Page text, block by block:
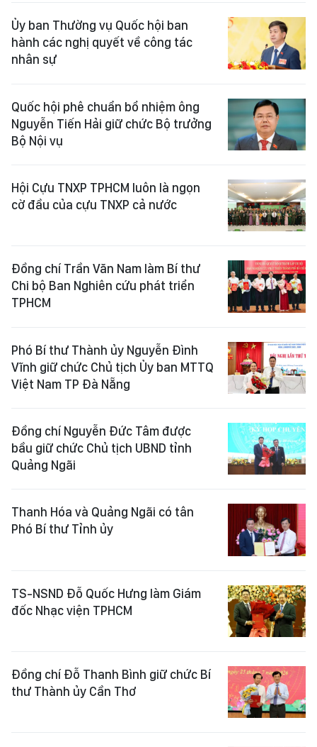
Ủy ban Thường vụ Quốc hội ban
hành các nghị quyết về công tác
nhân sự
Quốc hội phê chuẩn bổ nhiệm ông
Nguyễn Tiến Hải giữ chức Bộ trưởng
Bộ Nội vụ
Hội Cựu TNXP TPHCM luôn là ngọn
cờ đầu của cựu TNXP cả nước
Đồng chí Trần Văn Nam làm Bí thư
Chi bộ Ban Nghiên cứu phát triển
TPHCM
Phó Bí thư Thành ủy Nguyễn Đình
Vĩnh giữ chức Chủ tịch Ủy ban MTTQ
Việt Nam TP Đà Nẵng
Đồng chí Nguyễn Đức Tâm được
bầu giữ chức Chủ tịch UBND tỉnh
Quảng Ngãi
Thanh Hóa và Quảng Ngãi có tân
Phó Bí thư Tỉnh ủy
TS-NSND Đỗ Quốc Hưng làm Giám
đốc Nhạc viện TPHCM
Đồng chí Đỗ Thanh Bình giữ chức Bí
thư Thành ủy Cần Thơ